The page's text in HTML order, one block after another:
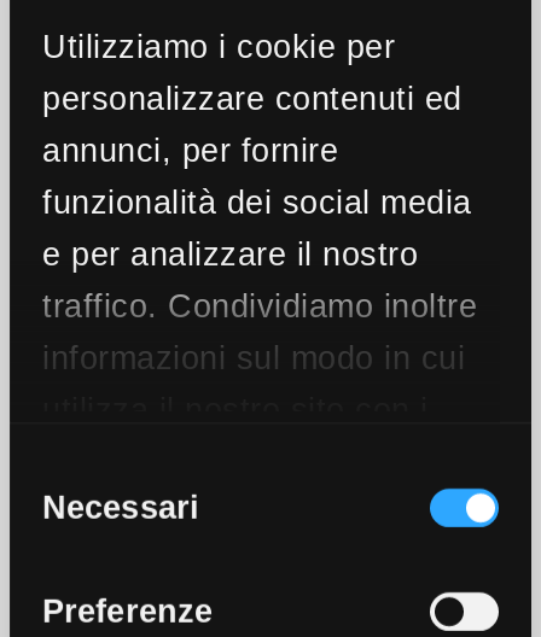
Utilizziamo i cookie per
personalizzare contenuti ed
annunci, per fornire
funzionalità dei social media
e per analizzare il nostro
traffico. Condividiamo inoltre
informazioni sul modo in cui
occupano di analisi dei dati
media, i quali potrebbero
del
consenso
Necessari
Preferenze